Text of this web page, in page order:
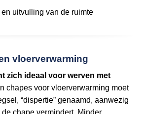
uitvulling van de ruimte
vloerverwarming
zich ideaal voor werven met
chapes voor vloerverwarming moet
“dispertie” genaamd, aanwezig